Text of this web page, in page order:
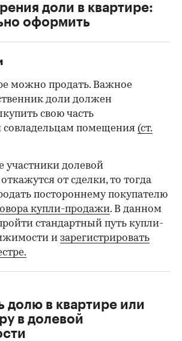
доли в квартире:
оформить
можно продать. Важное
доли должен
свою часть
помещения (ст.
участники долевой
от сделки, то тогда
постороннему покупателю
купли-продажи. В данном
стандартный путь купли-
и зарегистрировать
долю в квартире или
в долевой